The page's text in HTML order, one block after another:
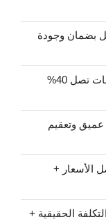
ترميم شامل بضمان وجودة
شركة غسيل منازل بالرياض رخيصة | خصومات تصل 40%
تنظيف عميق وتعقيم
في الرياض 2026 | أفضل الأسعار +
شركات التنظيف في الرياض 2026 | التكلفة الحقيقية +